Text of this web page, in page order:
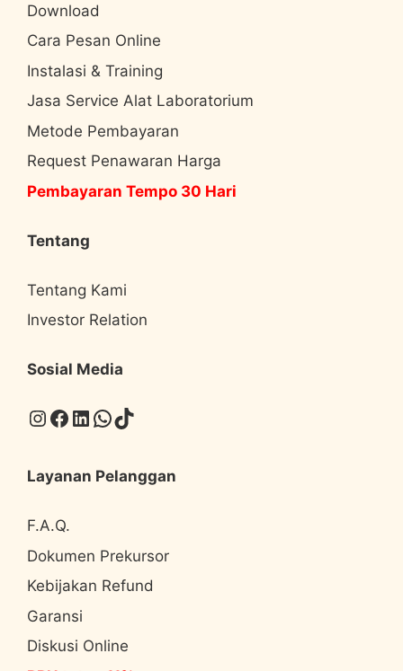
Download
Cara Pesan Online
Instalasi & Training
Jasa Service Alat Laboratorium
Metode Pembayaran
Request Penawaran Harga
Pembayaran Tempo 30 Hari
Tentang
Tentang Kami
Investor Relation
Sosial Media
Instagram
Facebook
LinkedIn
WhatsApp
TikTok
Layanan Pelanggan
F.A.Q.
Dokumen Prekursor
Kebijakan Refund
Garansi
Diskusi Online